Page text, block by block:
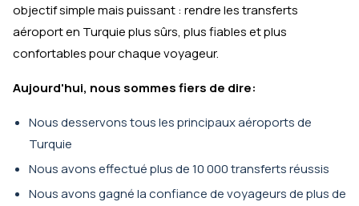
objectif simple mais puissant : rendre les transferts
aéroport en Turquie plus sûrs, plus fiables et plus
confortables pour chaque voyageur.
Aujourd'hui, nous sommes fiers de dire:
Nous desservons tous les principaux aéroports de
Turquie
Nous avons effectué plus de 10 000 transferts réussis
Nous avons gagné la confiance de voyageurs de plus de